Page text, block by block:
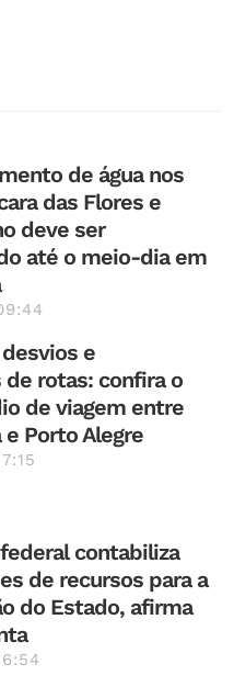
de água nos
das Flores e
deve ser
até o meio-dia em
e
rotas: confira o
de viagem entre
Porto Alegre
contabiliza
de recursos para a
do Estado, afirma